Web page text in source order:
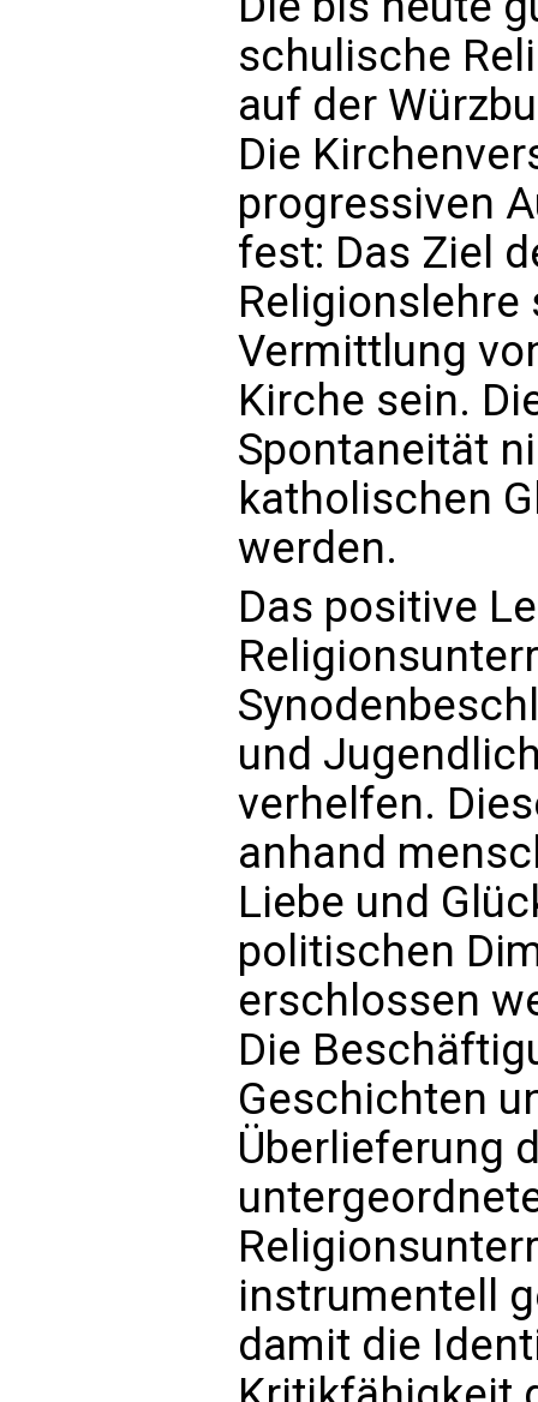
schulische
auf der
Die
progressiven
fest: Das Ziel
Vermittlung
Kirche sein.
Spontaneität
katholischen
werden.
Das positive
und
verhelfen.
anhand
Liebe und
politischen
erschlossen
Die
Geschichten
Überlieferung
instrumentell
damit die